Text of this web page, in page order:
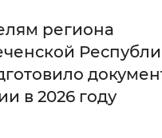
С засечками
буквами
региона
в 2026 году